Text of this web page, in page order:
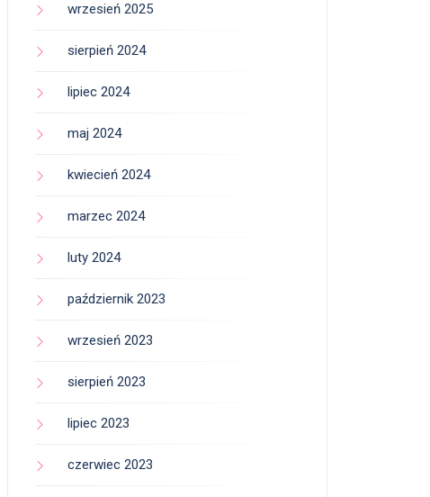
wrzesień 2025
sierpień 2024
lipiec 2024
maj 2024
kwiecień 2024
marzec 2024
luty 2024
październik 2023
wrzesień 2023
sierpień 2023
lipiec 2023
czerwiec 2023